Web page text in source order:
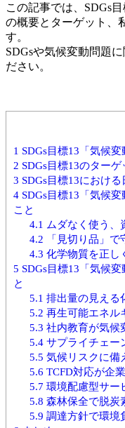
この記事では、SDGs
の概要とターゲット、
す。
SDGsや気候変動問題
ださい。
1 SDGs目標13「気候
2 SDGs目標13のターゲ
3 SDGs目標13における
4 SDGs目標13「気候
こと
4.1 ムダなく使う、
4.2 「見切り品」
4.3 化学物質を正し
5 SDGs目標13「気候
と
5.1 排出量の見える
5.2 再生可能エネル
5.3 社内教育が気候
5.4サプライチェー
5.5 気候リスクに備
5.6 TCFD対応が企
5.7 環境配慮型サー
5.8 森林保全で脱炭
5.9 調達方針で環境